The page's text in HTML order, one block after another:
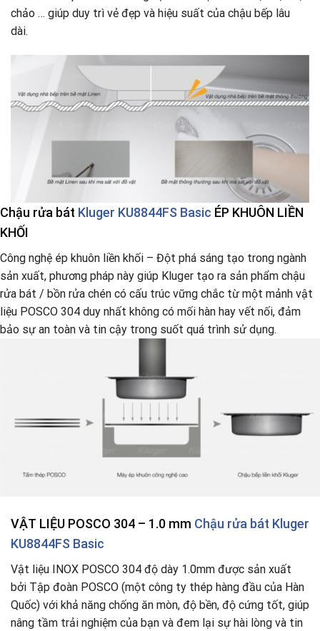
chảo … giúp duy trì vẻ đẹp và hiệu suất của chậu bếp lâu
dài.
Chậu rửa bát Kluger KU8844FS Basic ÉP KHUÔN LIỀN
KHỐI
Công nghệ ép khuôn liền khối – Đột phá sáng tạo trong ngành
sản xuất, phương pháp này giúp Kluger tạo ra sản phẩm chậu
rửa bát / bồn rửa chén có cấu trúc vững chắc từ một mảnh vật
liệu POSCO 304 duy nhất không có mối hàn hay vết nối, đảm
bảo sự an toàn và tin cậy trong suốt quá trình sử dụng.
VẬT LIỆU POSCO 304 – 1.0 mm Chậu rửa bát Kluger
KU8844FS Basic
Vật liệu INOX POSCO 304 độ dày 1.0mm được sản xuất
bởi Tập đoàn POSCO (một công ty thép hàng đầu của Hàn
Quốc) với khả năng chống ăn mòn, độ bền, độ cứng tốt, giúp
nâng tầm trải nghiệm của bạn và đem lại sự hài lòng và tin